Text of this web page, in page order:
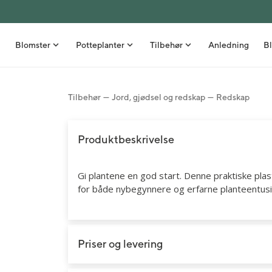
Blomster
Gavesett med blomst
Blomsterdekorasjoner
Potteplanter
Grønne planter
Tilbehør Anledning
DIY - Gjør det selv
Tilbehør Jord, gjødsel og redskap Redskap
Produktbeskrivelse
Gi plantene en god start. Denne praktiske
for både nybegynnere og erfarne
Priser og levering